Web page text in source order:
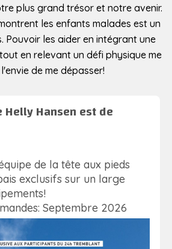
plus grand trésor et notre avenir.
les enfants malades est un
Pouvoir les aider en intégrant une
en relevant un défi physique me
de me dépasser!
Helly Hansen est de
de la tête aux pieds
exclusifs sur un large
Septembre 2026